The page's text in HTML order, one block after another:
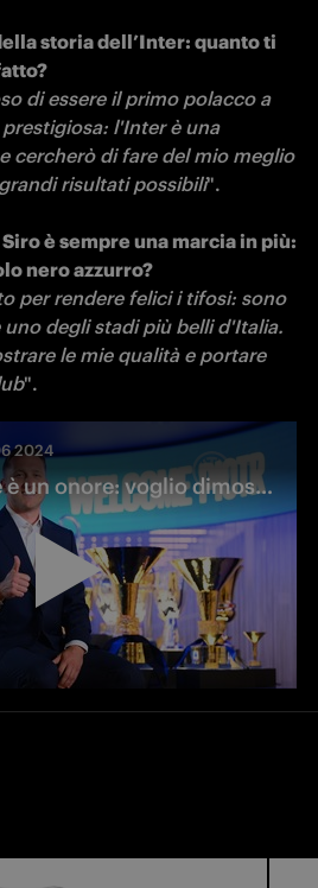
storia dell’Inter: quanto ti
di essere il primo polacco a
l'Inter è una
cercherò di fare del mio meglio
risultati possibili".
è sempre una marcia in più:
nero azzurro?
per rendere felici i tifosi: sono
uno degli stadi più belli d'Italia.
le mie qualità e portare
".
2024
Zielinski: «Per me è un onore: voglio dimostrare le mie qualità»